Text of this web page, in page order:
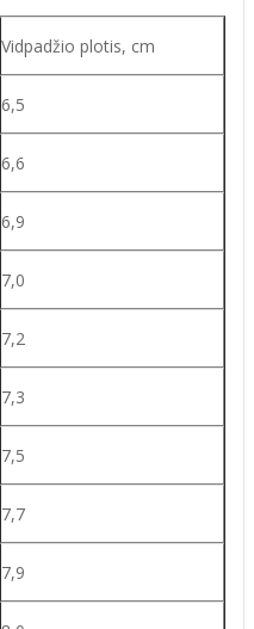
Vidpadžio plotis, cm
6,5
6,6
6,9
7,0
7,2
7,3
7,5
7,7
7,9